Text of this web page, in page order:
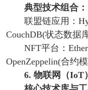
典型技术组合：
联盟链应用：
CouchDB(状态数据
NFT平台：
OpenZeppelin(合约模
6. 物联网（IoT）